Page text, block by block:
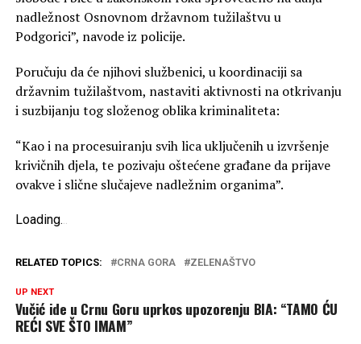
nadležnost Osnovnom državnom tužilaštvu u
Podgorici”, navode iz policije.
Poručuju da će njihovi službenici, u koordinaciji sa
državnim tužilaštvom, nastaviti aktivnosti na otkrivanju
i suzbijanju tog složenog oblika kriminaliteta:
“Kao i na procesuiranju svih lica uključenih u izvršenje
krivičnih djela, te pozivaju oštećene građane da prijave
ovakve i slične slučajeve nadležnim organima”.
Loading...
RELATED TOPICS: CRNA GORA ZELENAŠTVO
UP NEXT
Vučić ide u Crnu Goru uprkos upozorenju BIA: “TAMO ĆU
REĆI SVE ŠTO IMAM”